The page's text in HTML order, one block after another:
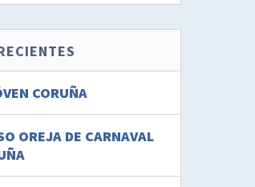
CORUÑA
OREJA DE CARNAVAL